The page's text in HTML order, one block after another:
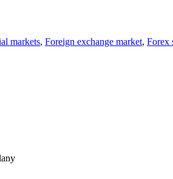
markets, Foreign exchange market, Forex